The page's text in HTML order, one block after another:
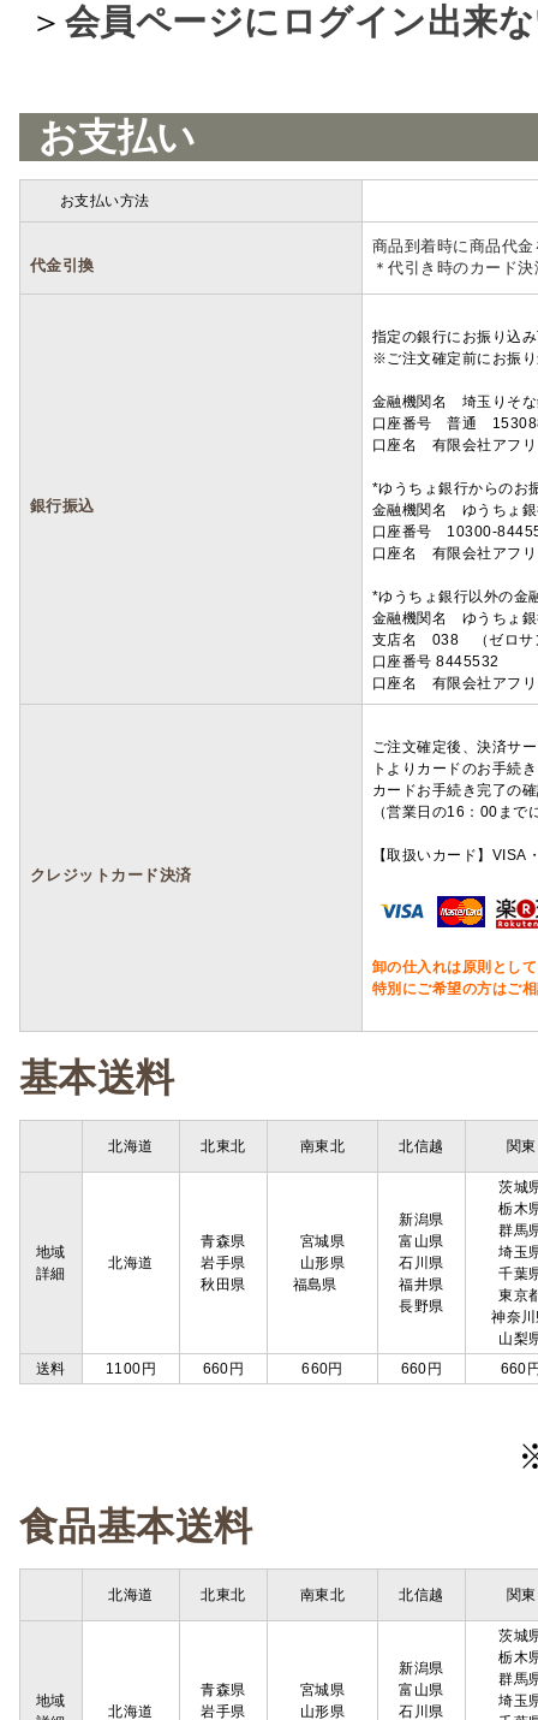
＞ 会員ページにログイン出来
お支払い
お支払い方法
代金引換
商品到着時に商品代
＊代引き時のカード
銀行振込
指定の銀行にお振り込
※ご注文確定前にお振
金融機関名 埼玉りそ
口座番号 普通
口座名 有限会社アフ
*ゆうちょ銀行からのお
金融機関名 ゆうちょ
口座番号 10300-
口座名 有限会社アフ
*ゆうちょ銀行以外の金
金融機関名 ゆうちょ
支店名 038 （ゼロサ
口座番号 8445532
口座名 有限会社アフ
クレジットカード決済
ご注文確定後、決済サ
トよりカードのお手続
カードお手続き完了の
（営業日の16：00ま
【取扱いカード】
卸の仕入れは原則とし
特別にご希望の方はご
基本送料
北海道 北東北 南東北 北信越 関東
地域
詳細
北海道
青森県
岩手県
秋田県
宮城県
山形県
福島県
新潟県
富山県
石川県
福井県
長野県
茨城
栃木
群馬
埼玉
千葉
東京
神奈
山梨
送料
1100円 660円 660円 660円 660
食品基本送料
北海道 北東北 南東北 北信越 関東
地域
北海道
青森県
岩手県
宮城県
山形県
新潟県
富山県
石川県
茨城
栃木
群馬
埼玉